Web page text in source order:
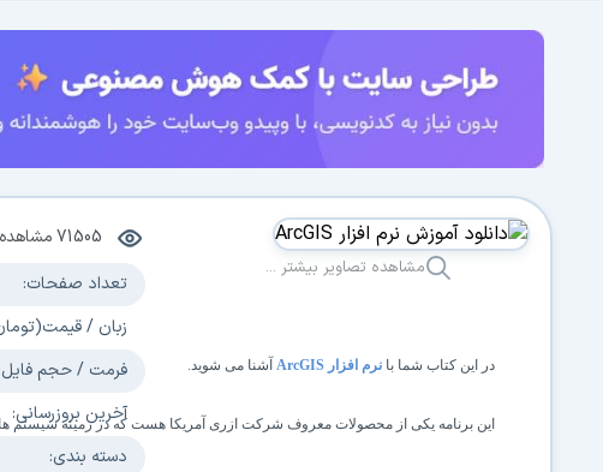
مشاهده تصاویر بیشتر ...
71505
تعداد صفحات:
زبان /
فرمت / حجم فایل:
آخرین بروزرسانی:
دسته بندی:
در این کتاب شما با نرم افزار ArcGIS آشنا می شوید.
این برنامه یکی از محصولات معروف شرکت ازری آمریکا هست که در زمینه سیستم